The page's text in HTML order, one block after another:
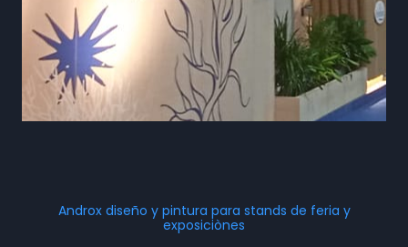
Androx diseño y pintura para stands de feria y
exposiciònes